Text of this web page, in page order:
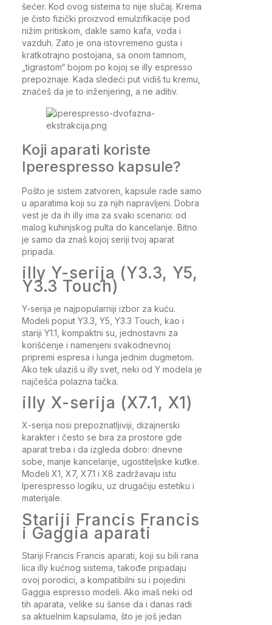
šećer. Kod ovog sistema to nije slučaj. Krema
je čisto fizički proizvod emulzifikacije pod
nižim pritiskom, dakle samo kafa, voda i
vazduh. Zato je ona istovremeno gusta i
kratkotrajno postojana, sa onom tamnom,
„tigrastom“ bojom po kojoj se illy espresso
prepoznaje. Kada sledeći put vidiš tu kremu,
znaćeš da je to inženjering, a ne aditiv.
Koji aparati koriste
Iperespresso kapsule?
Pošto je sistem zatvoren, kapsule rade samo
u aparatima koji su za njih napravljeni. Dobra
vest je da ih illy ima za svaki scenario: od
malog kuhinjskog pulta do kancelarije. Bitno
je samo da znaš kojoj seriji tvoj aparat
pripada.
illy Y-serija (Y3.3, Y5,
Y3.3 Touch)
Y-serija je najpopularniji izbor za kuću.
Modeli poput Y3.3, Y5, Y3.3 Touch, kao i
stariji Y1.1, kompaktni su, jednostavni za
korišćenje i namenjeni svakodnevnoj
pripremi espresa i lunga jednim dugmetom.
Ako tek ulaziš u illy svet, neki od Y modela je
najčešća polazna tačka.
illy X-serija (X7.1, X1)
X-serija nosi prepoznatljiviji, dizajnerski
karakter i često se bira za prostore gde
aparat treba i da izgleda dobro: dnevne
sobe, manje kancelarije, ugostiteljske kutke.
Modeli X1, X7, X7.1 i X8 zadržavaju istu
Iperespresso logiku, uz drugačiju estetiku i
materijale.
Stariji Francis Francis
i Gaggia aparati
Stariji Francis Francis aparati, koji su bili rana
lica illy kućnog sistema, takođe pripadaju
ovoj porodici, a kompatibilni su i pojedini
Gaggia espresso modeli. Ako imaš neki od
tih aparata, velike su šanse da i danas radi
sa aktuelnim kapsulama, što je još jedan